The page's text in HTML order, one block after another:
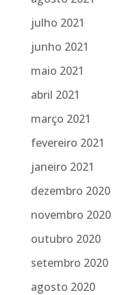
julho 2021
junho 2021
maio 2021
abril 2021
março 2021
fevereiro 2021
janeiro 2021
dezembro 2020
novembro 2020
outubro 2020
setembro 2020
agosto 2020